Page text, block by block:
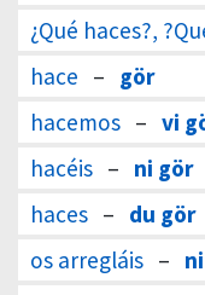
¿Qué haces?,
hace – gör
hacemos – vi
hacéis – ni gör
haces – du gör
os arregláis –